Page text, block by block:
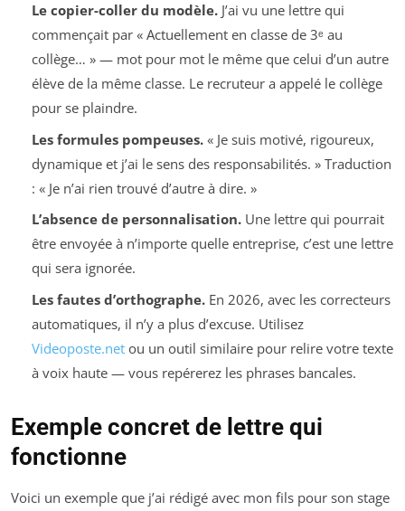
Le copier-coller du modèle.J’ai vu une lettre qui
commençait par « Actuellement en classe de 3ᵉ au
collège… » — mot pour mot le même que celui d’un autre
élève de la même classe. Le recruteur a appelé le collège
pour se plaindre.
Les formules pompeuses.« Je suis motivé, rigoureux,
dynamique et j’ai le sens des responsabilités. » Traduction
: « Je n’ai rien trouvé d’autre à dire. »
L’absence de personnalisation.Une lettre qui pourrait
être envoyée à n’importe quelle entreprise, c’est une lettre
qui sera ignorée.
Les fautes d’orthographe.En 2026, avec les correcteurs
automatiques, il n’y a plus d’excuse. Utilisez
Videoposte.netou un outil similaire pour relire votre texte
à voix haute — vous repérerez les phrases bancales.
Exemple concret de lettre qui
fonctionne
Voici un exemple que j’ai rédigé avec mon fils pour son stage